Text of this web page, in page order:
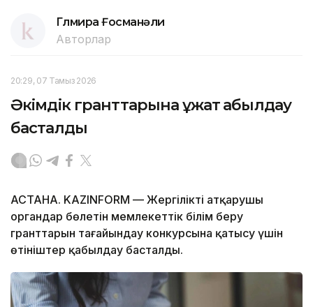
Гүлмира Ғосманәли
Авторлар
20:29, 07 Тамыз 2026
Әкімдік гранттарына құжат қабылдау
басталды
АСТАНА. KAZINFORM — Жергілікті атқарушы
органдар бөлетін мемлекеттік білім беру
гранттарын тағайындау конкурсына қатысу үшін
өтініштер қабылдау басталды.